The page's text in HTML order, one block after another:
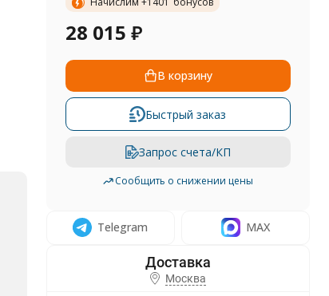
28 015 ₽
В корзину
Быстрый заказ
Запрос счета/КП
Сообщить о снижении цены
Telegram MAX
Москва